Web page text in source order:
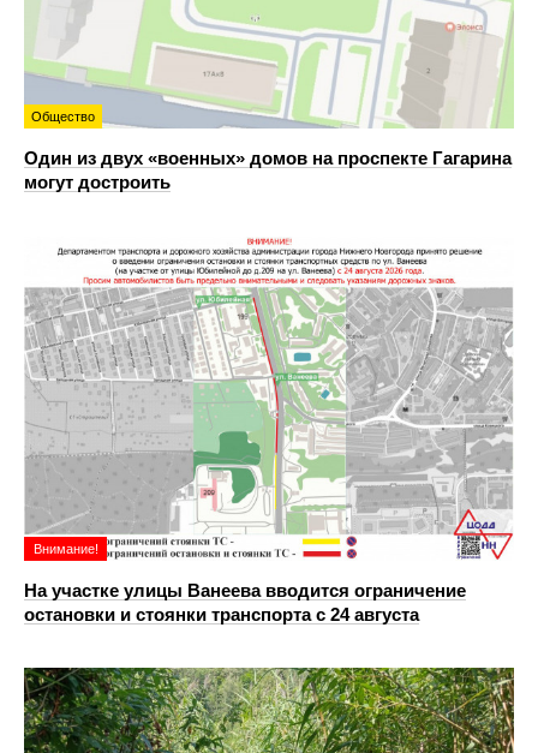
Общество
Один из двух «военных» домов на проспекте Гагарина
могут достроить
Внимание!
На участке улицы Ванеева вводится ограничение
остановки и стоянки транспорта с 24 августа